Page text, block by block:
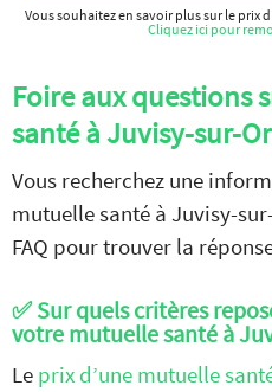
Vous souhaitez en savoir plus sur le prix
Cliquez ici pour
Foire aux questions
santé à Juvisy-sur-
Vous recherchez une
mutuelle santé à Juvisy-
FAQ pour trouver la
✅ Sur quels critères
votre mutuelle santé à
Le prix d’une mutuelle